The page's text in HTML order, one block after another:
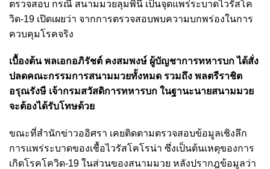
ตรวจสอบ กรณี สนามมวยลุมพินี เป็นจุดแพร่ระบาดไวรัสโค
วิด-19 เปิดเผยว่า จากการตรวจสอบพบความบกพร่องในการ
ควบคุมโรคจริง
เบื้องต้น พลเอกอภิรัชต์ คงสมพงษ์ ผู้บัญชาการทหารบก ได้สั่ง
ปลดคณะกรรมการสนามมวยทั้งหมด รวมถึง พลตรีราชิต
อรุณรังษี เจ้ากรมสวัสดิการทหารบก ในฐานะนายสนามมวย
จะต้องได้รับโทษด้วย
ขณะที่สำนักข่าวออิศรา เคยติดตามตรวจสอบข้อมูลเชิงลึก
การแพร่ระบาดของเชื้อไวรัสโคโรน่า ซึ่งเป็นต้นเหตุของการ
เกิดโรคโควิด-19 ในส่วนของสนามมวย หลังปรากฎข้อมูลว่า